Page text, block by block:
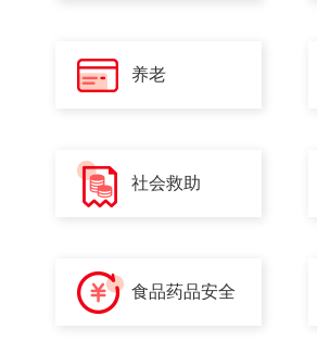
养老
社会救助
食品药品安全